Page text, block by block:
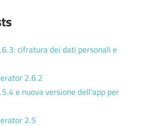
cifratura dei dati personali e
2.6.2
e nuova versione dell’app per
2.5